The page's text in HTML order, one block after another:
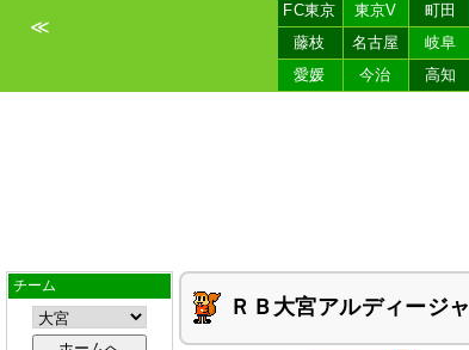
≪
FC東京
東京V 町田
藤枝
名古屋 岐阜
愛媛
今治 高知
チーム
ＲＢ大宮アルディージャ